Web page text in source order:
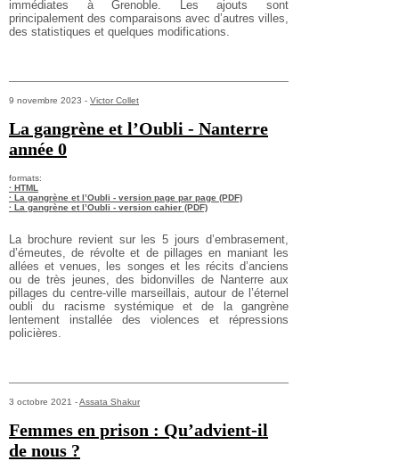
immédiates à Grenoble. Les ajouts sont
principalement des comparaisons avec d’autres villes,
des statistiques et quelques modifications.
9 novembre 2023 - Victor Collet
La gangrène et l’Oubli - Nanterre
année 0
formats:
· HTML
· La gangrène et l’Oubli - version page par page (PDF)
· La gangrène et l’Oubli - version cahier (PDF)
La brochure revient sur les 5 jours d’embrasement,
d’émeutes, de révolte et de pillages en maniant les
allées et venues, les songes et les récits d’anciens
ou de très jeunes, des bidonvilles de Nanterre aux
pillages du centre-ville marseillais, autour de l’éternel
oubli du racisme systémique et de la gangrène
lentement installée des violences et répressions
policières.
3 octobre 2021 -Assata Shakur
Femmes en prison : Qu’advient-il
de nous ?